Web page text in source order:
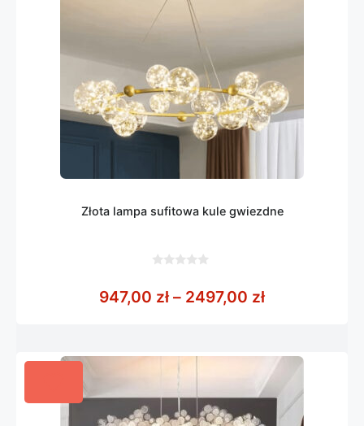
Złota lampa sufitowa kule gwiezdne
5
947,00 zł – 2497,00 złZakres cen: